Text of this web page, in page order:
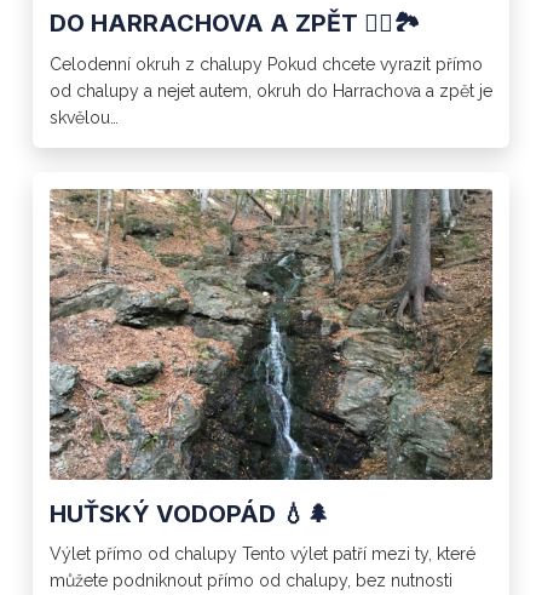
DO HARRACHOVA A ZPĚT 🚶‍♂️🏞️
Celodenní okruh z chalupy Pokud chcete vyrazit přímo
od chalupy a nejet autem, okruh do Harrachova a zpět je
skvělou…
HUŤSKÝ VODOPÁD 💧🌲
Výlet přímo od chalupy Tento výlet patří mezi ty, které
můžete podniknout přímo od chalupy, bez nutnosti